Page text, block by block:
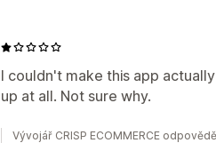
I couldn't make this app
up at all. Not sure why.
Vývojář CRISP ECOMMERCE